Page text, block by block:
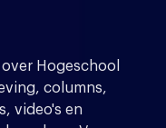
Hogeschool
columns,
video's en